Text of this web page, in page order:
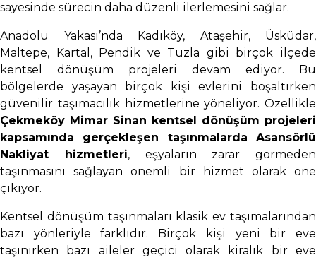
sayesinde sürecin daha düzenli ilerlemesini sağlar.
Anadolu Yakası’nda Kadıköy, Ataşehir, Üsküdar,
Maltepe, Kartal, Pendik ve Tuzla gibi birçok ilçede
kentsel dönüşüm projeleri devam ediyor. Bu
bölgelerde yaşayan birçok kişi evlerini boşaltırken
güvenilir taşımacılık hizmetlerine yöneliyor. Özellikle
Çekmeköy Mimar Sinan kentsel dönüşüm projeleri
kapsamında gerçekleşen taşınmalarda Asansörlü
Nakliyat hizmetleri, eşyaların zarar görmeden
taşınmasını sağlayan önemli bir hizmet olarak öne
çıkıyor.
Kentsel dönüşüm taşınmaları klasik ev taşımalarından
bazı yönleriyle farklıdır. Birçok kişi yeni bir eve
taşınırken bazı aileler geçici olarak kiralık bir eve